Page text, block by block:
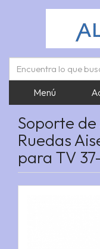
Menú
Soporte de
Ruedas
para TV